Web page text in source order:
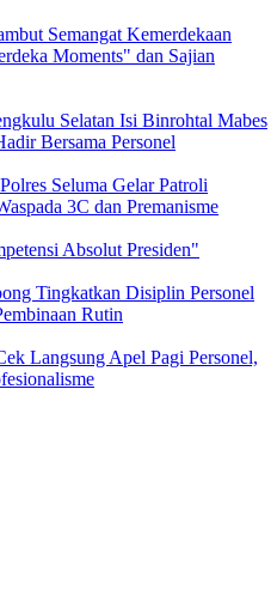
Semangat Kemerdekaan
Moments" dan Sajian
Selatan Isi Binrohtal Mabes
Bersama Personel
Seluma Gelar Patroli
3C dan Premanisme
Absolut Presiden"
Tingkatkan Disiplin Personel
Rutin
Langsung Apel Pagi Personel,